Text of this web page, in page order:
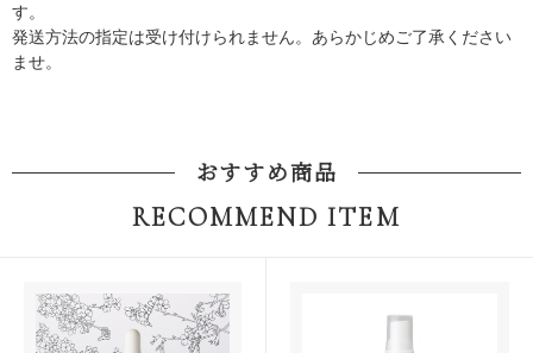
す。
発送方法の指定は受け付けられません。あらかじめご了承ください
ませ。
おすすめ商品
RECOMMEND ITEM